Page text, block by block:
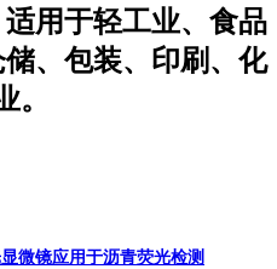
用于轻工业、食品
、包装、印刷、化
。
微镜应用于沥青荧光检测